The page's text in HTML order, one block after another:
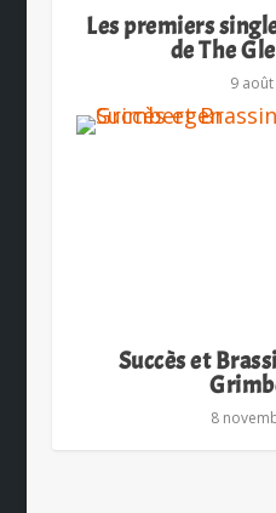
Les premiers
de The
9
Succès et
8